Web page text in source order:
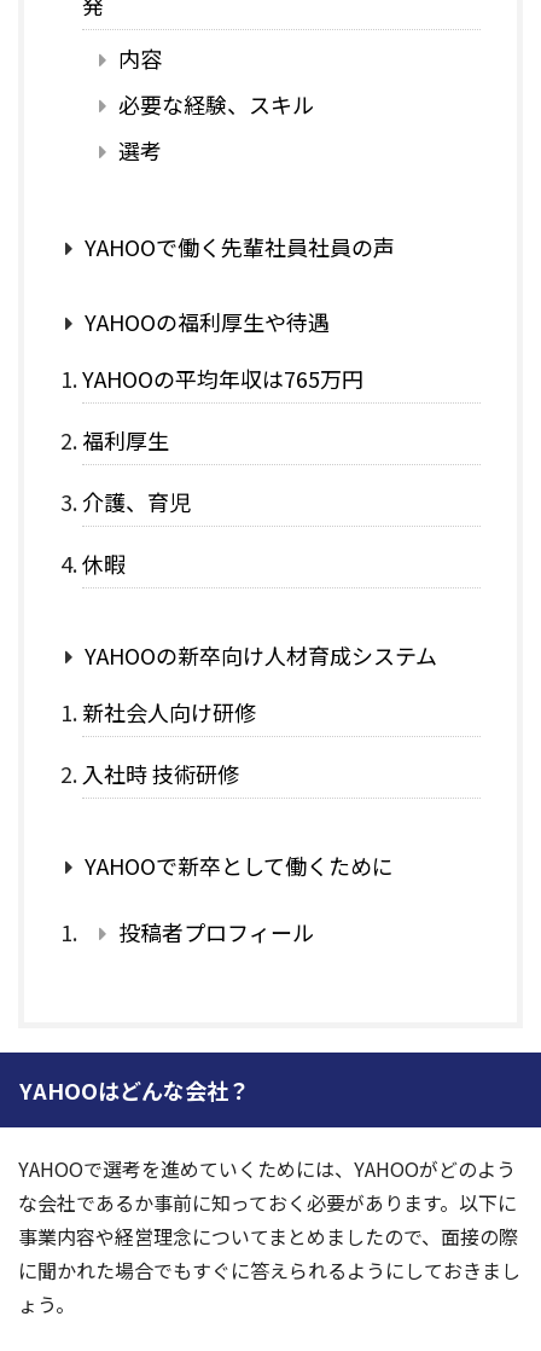
内容
必要な経験、スキル
選考
YAHOOで働く先輩社員社員の声
YAHOOの福利厚生や待遇
YAHOOの平均年収は765万円
福利厚生
介護、育児
休暇
YAHOOの新卒向け人材育成システム
新社会人向け研修
入社時 技術研修
YAHOOで新卒として働くために
投稿者プロフィール
YAHOOはどんな会社？
YAHOOで選考を進めていくためには、YAHOOがどのよう
な会社であるか事前に知っておく必要があります。以下に
事業内容や経営理念についてまとめましたので、面接の際
に聞かれた場合でもすぐに答えられるようにしておきまし
ょう。